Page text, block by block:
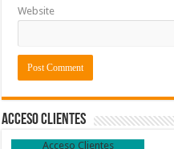
Website
Acceso Clientes
Acceso Clientes